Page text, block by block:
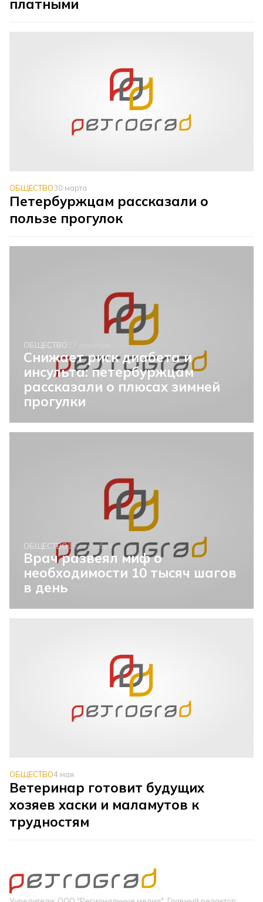
платными
ОБЩЕСТВО30 марта
Петербуржцам рассказали о
пользе прогулок
ОБЩЕСТВО
Снижает риск диабета и
инсульта: петербуржцам
рассказали о плюсах зимней
прогулки
ОБЩЕСТВО15 сентября
Врач развеял миф о
необходимости 10 тысяч шагов
в день
ОБЩЕСТВО4 мая
Ветеринар готовит будущих
хозяев хаски и маламутов к
трудностям